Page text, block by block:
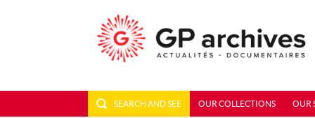
SEARCH AND SEE OUR COLLECTIONS OUR